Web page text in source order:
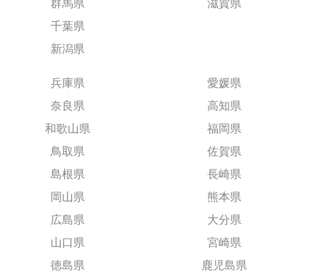
群馬県
千葉県
新潟県
滋賀県
兵庫県
奈良県
和歌山県
鳥取県
島根県
岡山県
広島県
山口県
徳島県
愛媛県
高知県
福岡県
佐賀県
長崎県
熊本県
大分県
宮崎県
鹿児島県